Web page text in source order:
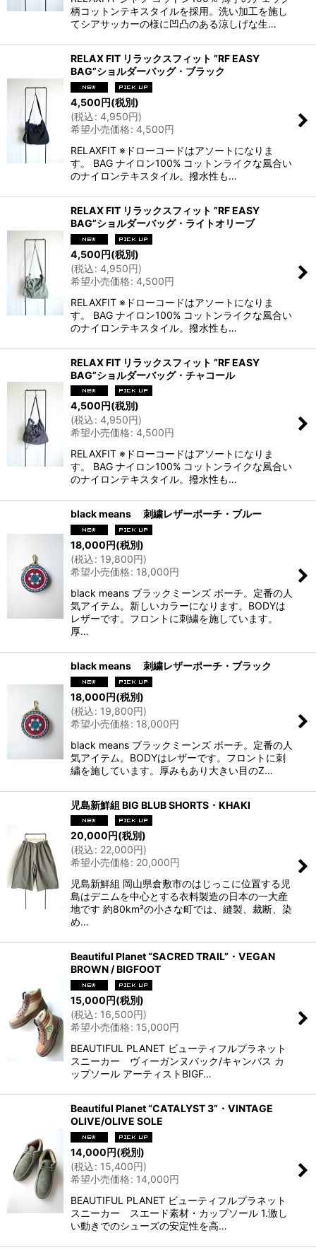
柄コットンテキスタイルを採用。洗い加工を施し
てシアサッカーの様に凹凸のある涼しげな生…
RELAX FIT リラックスフィット ”RF EASY
BAG”ショルダーバッグ・ブラック
4,500円(税別)
(税込: 4,950円)
希望小売価格: 4,500円
RELAXFIT ※ドローコードはアソートになりま
す。 BAG ナイロン100% コットンライクな風合い
のナイロンテキスタイル。撥水性も…
RELAX FIT リラックスフィット ”RF EASY
BAG”ショルダーバッグ・ライトオリーブ
4,500円(税別)
(税込: 4,950円)
希望小売価格: 4,500円
RELAXFIT ※ドローコードはアソートになりま
す。 BAG ナイロン100% コットンライクな風合い
のナイロンテキスタイル。撥水性も…
RELAX FIT リラックスフィット ”RF EASY
BAG”ショルダーバッグ・チャコール
4,500円(税別)
(税込: 4,950円)
希望小売価格: 4,500円
RELAXFIT ※ドローコードはアソートになりま
す。 BAG ナイロン100% コットンライクな風合い
のナイロンテキスタイル。撥水性も…
black means 刺繍レザーポーチ・ブルー
18,000円(税別)
(税込: 19,800円)
希望小売価格: 18,000円
black means ブラックミーンズ ポーチ。定番の人
気アイテム。新しいカラーになります。BODYは
レザーです。フロントに刺繍を施しています。
厚…
black means 刺繍レザーポーチ・ブラック
18,000円(税別)
(税込: 19,800円)
希望小売価格: 18,000円
black means ブラックミーンズ ポーチ。定番の人
気アイテム。BODYはレザーです。フロントに刺
繍を施しています。厚みもあり大きい目のZ…
児島新鮮組 BIG BLUB SHORTS・KHAKI
20,000円(税別)
(税込: 22,000円)
希望小売価格: 20,000円
児島新鮮組 岡山県倉敷市のはじっこに位置する児
島はデニムを中心とする衣料製造の日本の一大産
地です 約80km²の小さな町では、縫製、裁断、染
め…
Beautiful Planet “SACRED TRAIL”・VEGAN
BROWN / BIGFOOT
15,000円(税別)
(税込: 16,500円)
希望小売価格: 15,000円
BEAUTIFUL PLANET ビューティフルプラネット
スニーカー ヴィーガンヌバック/キャンバス カ
ップソール アーティストBIGF…
Beautiful Planet “CATALYST 3”・VINTAGE
OLIVE/OLIVE SOLE
14,000円(税別)
(税込: 15,400円)
希望小売価格: 14,000円
BEAUTIFUL PLANET ビューティフルプラネット
スニーカー スエード素材・カップソール 1.激し
い動きでのシューズの安定性を高…